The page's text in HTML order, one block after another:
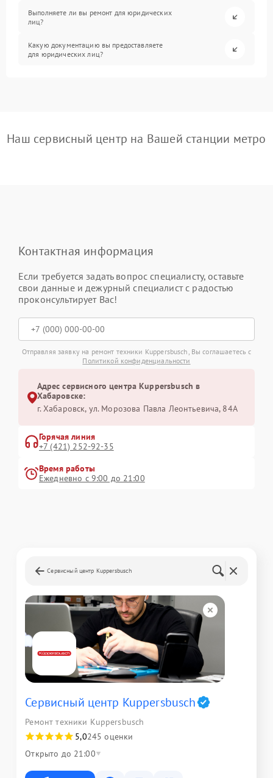
Выполняете ли вы ремонт для юридических
лиц?
Какую документацию вы предоставляете
для юридических лиц?
Наш сервисный центр на Вашей станции метро
Контактная информация
Если требуется задать вопрос специалисту, оставьте
свои данные и дежурный специалист с радостью
проконсультирует Вас!
Отправляя заявку на ремонт техники Kuppersbusch, Вы соглашаетесь с
Политикой конфиденциальности
Адрес сервисного центра Kuppersbusch в
Хабаровске:
г. Хабаровск, ул. Морозова Павла Леонтьевича, 84А
Горячая линия
+7 (421) 252-92-35
Время работы
Ежедневно с 9:00 до 21:00
Сервисный центр Kuppersbusch
Сервисный центр Kuppersbusch
Ремонт техники Kuppersbusch
5,0245 оценки
Открыто до 21:00